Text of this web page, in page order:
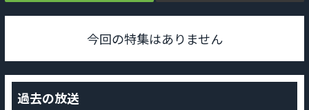
今回の特集はありません
過去の放送